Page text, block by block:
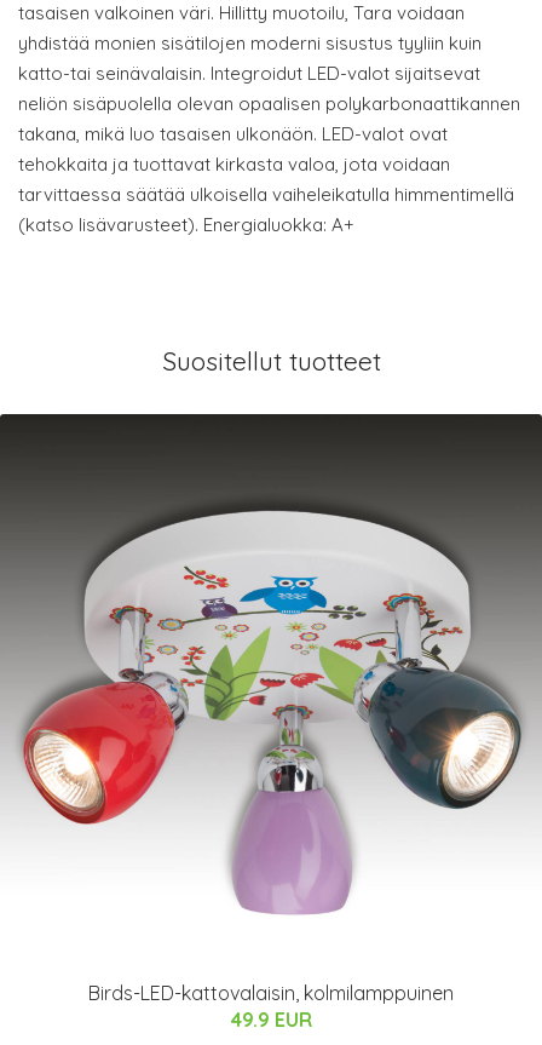
tasaisen valkoinen väri. Hillitty muotoilu, Tara voidaan
yhdistää monien sisätilojen moderni sisustus tyyliin kuin
katto-tai seinävalaisin. Integroidut LED-valot sijaitsevat
neliön sisäpuolella olevan opaalisen polykarbonaattikannen
takana, mikä luo tasaisen ulkonäön. LED-valot ovat
tehokkaita ja tuottavat kirkasta valoa, jota voidaan
tarvittaessa säätää ulkoisella vaiheleikatulla himmentimellä
(katso lisävarusteet). Energialuokka: A+
Suositellut tuotteet
Birds-LED-kattovalaisin, kolmilamppuinen
49.9 EUR